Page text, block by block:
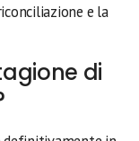
e la
di